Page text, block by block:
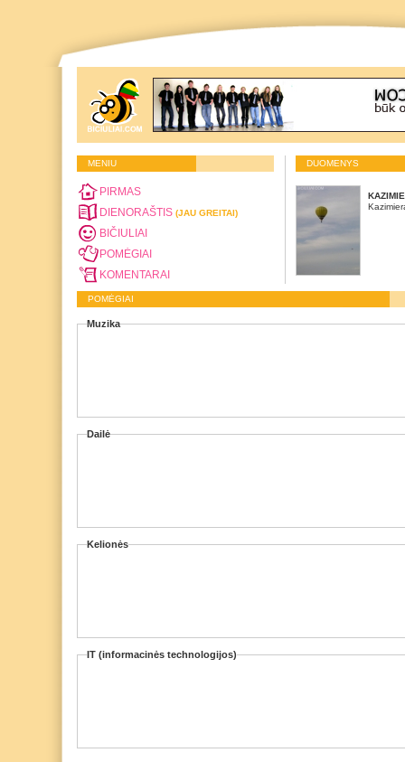
MENIU
PIRMAS
DIENORAŠTIS (JAU GREITAI)
BIČIULIAI
POMĖGIAI
KOMENTARAI
DUOMENYS
POMĖGIAI
Muzika
Dailė
Kelionės
IT (informacinės technologijos)